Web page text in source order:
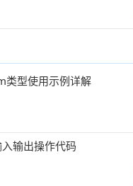
类型使用示例详解
输出操作代码